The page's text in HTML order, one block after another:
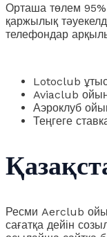
Орташа төлем 95%
қаржылық
телефондар
Lotoclub ұтыс
Aviaclub
Аэроклуб
Теңгеге
Ресми Aerclub ойын
сағатқа дейін